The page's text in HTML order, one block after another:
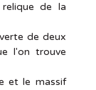
de la
de deux
l'on trouve
et le massif